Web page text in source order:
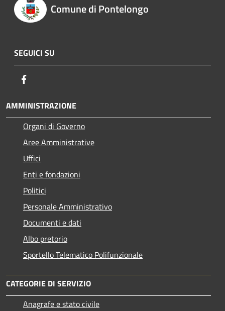
Comune di Pontelongo
SEGUICI SU
AMMINISTRAZIONE
Organi di Governo
Aree Amministrative
Uffici
Enti e fondazioni
Politici
Personale Amministrativo
Documenti e dati
Albo pretorio
Sportello Telematico Polifunzionale
CATEGORIE DI SERVIZIO
Anagrafe e stato civile